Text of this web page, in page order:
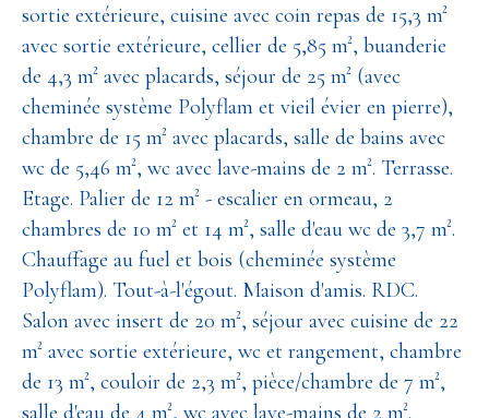
sortie extérieure, cuisine avec coin repas de 15,3 m²
avec sortie extérieure, cellier de 5,85 m², buanderie
de 4,3 m² avec placards, séjour de 25 m² (avec
cheminée système Polyflam et vieil évier en pierre),
chambre de 15 m² avec placards, salle de bains avec
wc de 5,46 m², wc avec lave-mains de 2 m². Terrasse.
Etage. Palier de 12 m² - escalier en ormeau, 2
chambres de 10 m² et 14 m², salle d'eau wc de 3,7 m².
Chauffage au fuel et bois (cheminée système
Polyflam). Tout-à-l'égout. Maison d'amis. RDC.
Salon avec insert de 20 m², séjour avec cuisine de 22
m² avec sortie extérieure, wc et rangement, chambre
de 13 m², couloir de 2,3 m², pièce/chambre de 7 m²,